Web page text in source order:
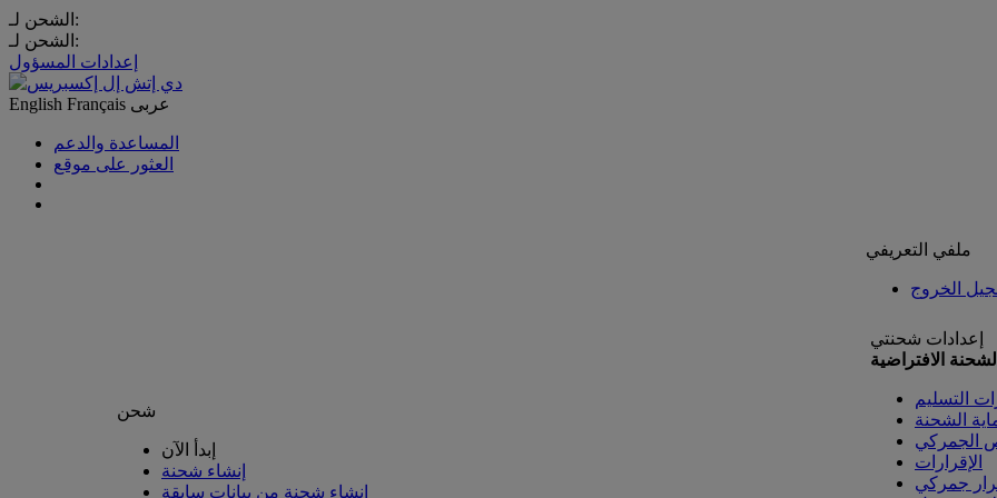
الشحن لـ:
الشحن لـ:
إعدادات المسؤول
English Français عربى
المساعدة والدعم
العثور على موقع
ملفي التعريفي
الخروج
شحن
إبدأ الآن
إنشاء شحنة
إنشاء شحنة من بيانات سابقة
إعدادات شحنتي
الافتراضية
التسليم
الشحنة
الجمركي
الإقرارات
جمركي